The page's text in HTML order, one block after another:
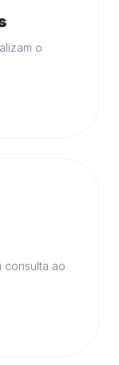
o
consulta ao